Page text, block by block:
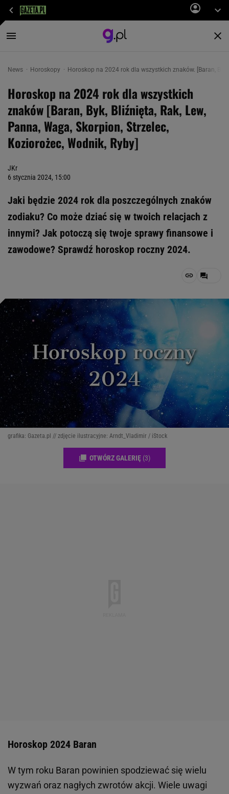
News Horoskopy Horoskop na 2024 rok dla wszystkich znaków. [Baran,
Horoskop na 2024 rok dla wszystkich
znaków [Baran, Byk, Bliźnięta, Rak, Lew,
Panna, Waga, Skorpion, Strzelec,
Koziorożec, Wodnik, Ryby]
JKr
6 stycznia 2024, 15:00
Jaki będzie 2024 rok dla poszczególnych znaków
zodiaku? Co może dziać się w twoich relacjach z
innymi? Jak potoczą się twoje sprawy finansowe i
zawodowe? Sprawdź horoskop roczny 2024.
grafika: Gazeta.pl // zdjęcie ilustracyjne: Arndt_Vladimir / iStock
OTWÓRZ GALERIĘ (3)
Horoskop 2024 Baran
W tym roku Baran powinien spodziewać się wielu
wyzwań oraz nagłych zwrotów akcji. Wiele uwagi